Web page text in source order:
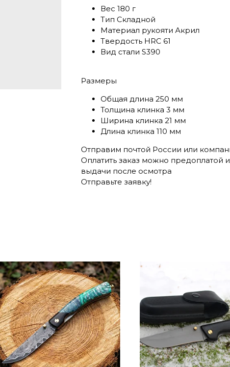
Вес 180 г
Тип Складной
Материал рукояти Акрил
Твердость HRC 61
Вид стали S390
Размеры
Общая длина 250 мм
Толщина клинка 3 мм
Ширина клинка 21 мм
Длина клинка 110 мм
Отправим почтой России или
Оплатить заказ можно предоплатой
выдачи после осмотра
Отправьте заявку!